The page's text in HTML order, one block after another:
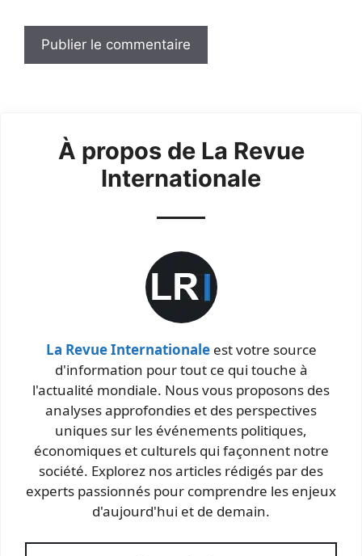
À propos de La Revue
Internationale
La Revue Internationaleest votre source
d'information pour tout ce qui touche à
l'actualité mondiale. Nous vous proposons des
analyses approfondies et des perspectives
uniques sur les événements politiques,
économiques et culturels qui façonnent notre
société. Explorez nos articles rédigés par des
experts passionnés pour comprendre les enjeux
d'aujourd'hui et de demain.